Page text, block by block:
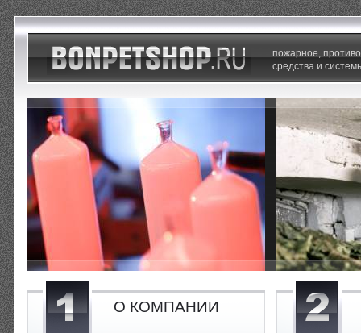
пожарное,
средства и
О КОМПАНИИ